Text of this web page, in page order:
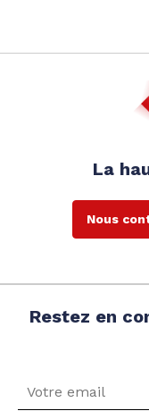
La
Nous
Restez en